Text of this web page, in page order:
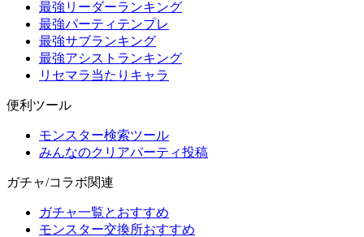
最強リーダーランキング
最強パーティテンプレ
最強サブランキング
最強アシストランキング
リセマラ当たりキャラ
便利ツール
モンスター検索ツール
みんなのクリアパーティ投稿
ガチャ/コラボ関連
ガチャ一覧とおすすめ
モンスター交換所おすすめ